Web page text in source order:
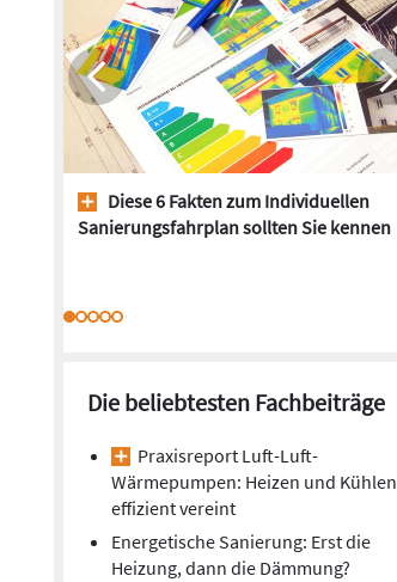
Diese 6 Fakten zum Individuellen
Sanierungsfahrplan sollten Sie kennen
Die beliebtesten Fachbeiträge
Praxisreport Luft-Luft-
Wärmepumpen: Heizen und Kühlen
effizient vereint
Energetische Sanierung: Erst die
Heizung, dann die Dämmung?